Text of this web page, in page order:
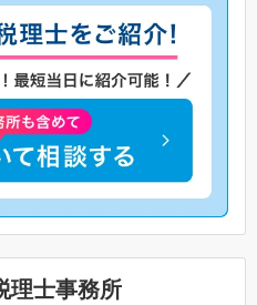
理士事務所